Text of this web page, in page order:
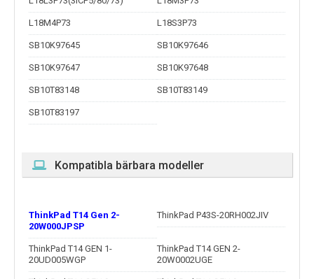
L18M4P73 L18S3P73
SB10K97645 SB10K97646
SB10K97647 SB10K97648
SB10T83148 SB10T83149
SB10T83197
Kompatibla bärbara modeller
ThinkPad T14 Gen 2-
20W000JPSP
ThinkPad P43S-20RH002JIV
ThinkPad T14 GEN 1-
20UD005WGP
ThinkPad T14 GEN 2-
20W0002UGE